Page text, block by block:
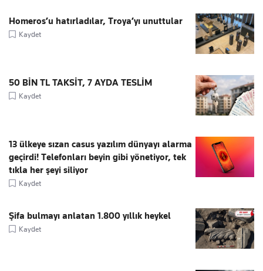
Homeros’u hatırladılar, Troya’yı unuttular
Kaydet
50 BİN TL TAKSİT, 7 AYDA TESLİM
Kaydet
13 ülkeye sızan casus yazılım dünyayı alarma
geçirdi! Telefonları beyin gibi yönetiyor, tek
tıkla her şeyi siliyor
Kaydet
Şifa bulmayı anlatan 1.800 yıllık heykel
Kaydet